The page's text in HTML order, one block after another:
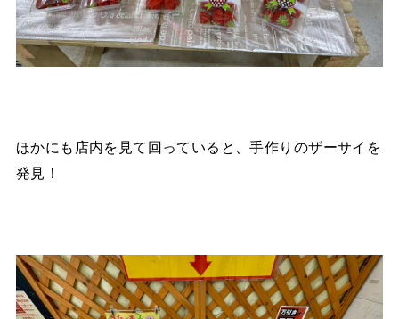
ほかにも店内を見て回っていると、手作りのザーサイを
発見！